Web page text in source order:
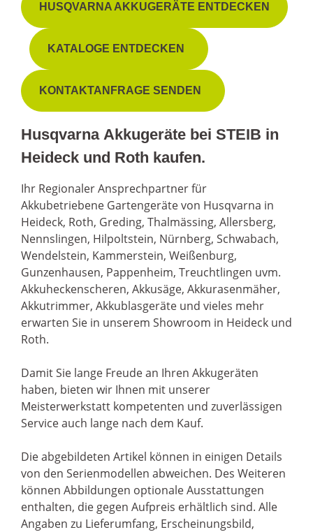
HUSQVARNA AKKUGERÄTE ENTDECKEN
KATALOGE ENTDECKEN
KONTAKTANFRAGE SENDEN
Husqvarna Akkugeräte bei STEIB in
Heideck und Roth kaufen.
Ihr Regionaler Ansprechpartner für
Akkubetriebene Gartengeräte von Husqvarna in
Heideck, Roth, Greding, Thalmässing, Allersberg,
Nennslingen, Hilpoltstein, Nürnberg, Schwabach,
Wendelstein, Kammerstein, Weißenburg,
Gunzenhausen, Pappenheim, Treuchtlingen uvm.
Akkuheckenscheren, Akkusäge, Akkurasenmäher,
Akkutrimmer, Akkublasgeräte und vieles mehr
erwarten Sie in unserem Showroom in Heideck und
Roth.
Damit Sie lange Freude an Ihren Akkugeräten
haben, bieten wir Ihnen mit unserer
Meisterwerkstatt kompetenten und zuverlässigen
Service auch lange nach dem Kauf.
Die abgebildeten Artikel können in einigen Details
von den Serienmodellen abweichen. Des Weiteren
können Abbildungen optionale Ausstattungen
enthalten, die gegen Aufpreis erhältlich sind. Alle
Angaben zu Lieferumfang, Erscheinungsbild,